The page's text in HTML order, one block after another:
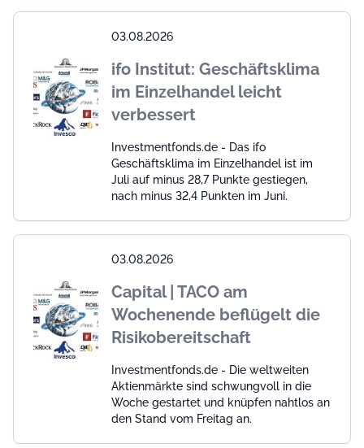
03.08.2026
ifo Institut: Geschäftsklima
im Einzelhandel leicht
verbessert
Investmentfonds.de - Das ifo
Geschäftsklima im Einzelhandel ist im
Juli auf minus 28,7 Punkte gestiegen,
nach minus 32,4 Punkten im Juni.
03.08.2026
Capital | TACO am
Wochenende beflügelt die
Risikobereitschaft
Investmentfonds.de - Die weltweiten
Aktienmärkte sind schwungvoll in die
Woche gestartet und knüpfen nahtlos an
den Stand vom Freitag an.